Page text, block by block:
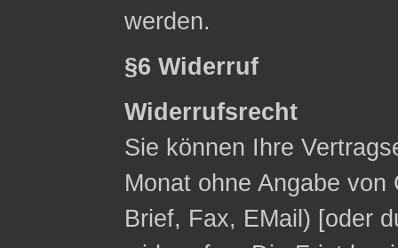
werden.
§6 Widerruf
Widerrufsrecht
Sie können Ihre
Monat ohne Angabe
Brief, Fax, E­Mail) [oder